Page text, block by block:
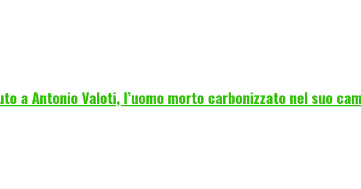
a Antonio Valoti, l’uomo morto carbonizzato nel suo